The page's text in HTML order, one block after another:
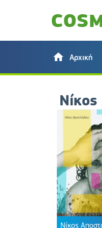
Αρχική
Νίκος